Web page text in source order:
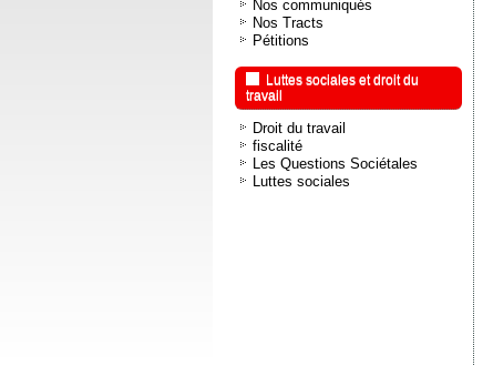
Nos communiqués
Nos Tracts
Pétitions
Luttes sociales et droit du
travail
Droit du travail
fiscalité
Les Questions Sociétales
Luttes sociales